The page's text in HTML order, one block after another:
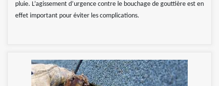
pluie. L’agissement d’urgence contre le bouchage de gouttière est en
effet important pour éviter les complications.